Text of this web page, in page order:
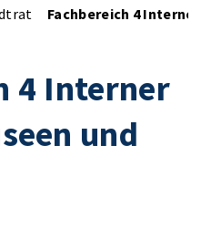
Fachbereich 4 Interner
4 Interner
und